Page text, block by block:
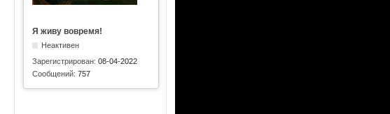
Я живу вовремя!
Неактивен
Зарегистрирован:08-04-2022
Сообщений:757